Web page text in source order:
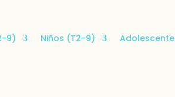
9) Niños (T2-9)